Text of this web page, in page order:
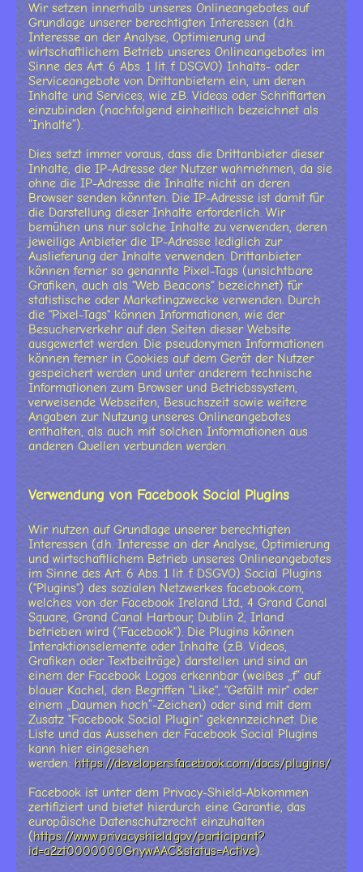
Wir setzen innerhalb unseres Onlineangebotes auf
Grundlage unserer berechtigten Interessen (d.h.
Interesse an der Analyse, Optimierung und
wirtschaftlichem Betrieb unseres Onlineangebotes im
Sinne des Art. 6 Abs. 1 lit. f. DSGVO) Inhalts- oder
Serviceangebote von Drittanbietern ein, um deren
Inhalte und Services, wie z.B. Videos oder Schriftarten
einzubinden (nachfolgend einheitlich bezeichnet als
“Inhalte”).
Dies setzt immer voraus, dass die Drittanbieter dieser
Inhalte, die IP-Adresse der Nutzer wahrnehmen, da sie
ohne die IP-Adresse die Inhalte nicht an deren
Browser senden könnten. Die IP-Adresse ist damit für
die Darstellung dieser Inhalte erforderlich. Wir
bemühen uns nur solche Inhalte zu verwenden, deren
jeweilige Anbieter die IP-Adresse lediglich zur
Auslieferung der Inhalte verwenden. Drittanbieter
können ferner so genannte Pixel-Tags (unsichtbare
Grafiken, auch als "Web Beacons" bezeichnet) für
statistische oder Marketingzwecke verwenden. Durch
die "Pixel-Tags" können Informationen, wie der
Besucherverkehr auf den Seiten dieser Website
ausgewertet werden. Die pseudonymen Informationen
können ferner in Cookies auf dem Gerät der Nutzer
gespeichert werden und unter anderem technische
Informationen zum Browser und Betriebssystem,
verweisende Webseiten, Besuchszeit sowie weitere
Angaben zur Nutzung unseres Onlineangebotes
enthalten, als auch mit solchen Informationen aus
anderen Quellen verbunden werden.
Verwendung von Facebook Social Plugins
Wir nutzen auf Grundlage unserer berechtigten
Interessen (d.h. Interesse an der Analyse, Optimierung
und wirtschaftlichem Betrieb unseres Onlineangebotes
im Sinne des Art. 6 Abs. 1 lit. f. DSGVO) Social Plugins
("Plugins") des sozialen Netzwerkes facebook.com,
welches von der Facebook Ireland Ltd., 4 Grand Canal
Square, Grand Canal Harbour, Dublin 2, Irland
betrieben wird ("Facebook"). Die Plugins können
Interaktionselemente oder Inhalte (z.B. Videos,
Grafiken oder Textbeiträge) darstellen und sind an
einem der Facebook Logos erkennbar (weißes „f“ auf
blauer Kachel, den Begriffen "Like", "Gefällt mir" oder
einem „Daumen hoch“-Zeichen) oder sind mit dem
Zusatz "Facebook Social Plugin" gekennzeichnet. Die
Liste und das Aussehen der Facebook Social Plugins
kann hier eingesehen
werden: https://developers.facebook.com/docs/plugins/.
Facebook ist unter dem Privacy-Shield-Abkommen
zertifiziert und bietet hierdurch eine Garantie, das
europäische Datenschutzrecht einzuhalten
(https://www.privacyshield.gov/participant?
id=a2zt0000000GnywAAC&status=Active).